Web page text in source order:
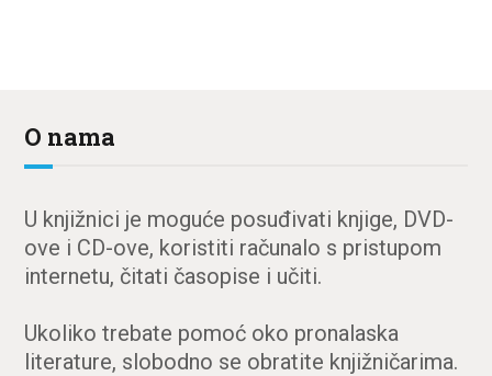
O nama
U knjižnici je moguće posuđivati knjige, DVD-
ove i CD-ove, koristiti računalo s pristupom
internetu, čitati časopise i učiti.
Ukoliko trebate pomoć oko pronalaska
literature, slobodno se obratite knjižničarima.